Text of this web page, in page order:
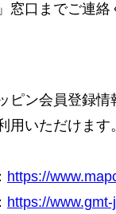
口までご連絡
ン会員登録情
いただけます。
： https://
： https://